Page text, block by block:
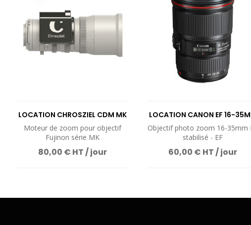
LOCATION CHROSZIEL CDM MK
Moteur de zoom pour objectif
Fujinon série MK
80,00 € HT / jour
LOCATION CANON EF 16-
Objectif photo zoom 16-35mm
stabilisé - EF
60,00 € HT / jour